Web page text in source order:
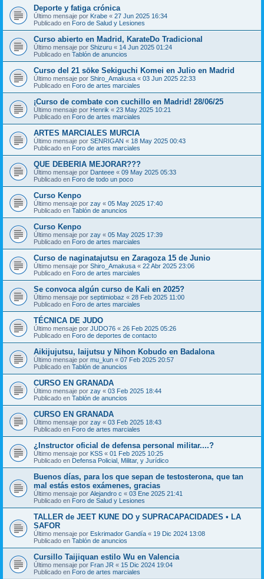
Deporte y fatiga crónica
Último mensaje por Krabe « 27 Jun 2025 16:34
Publicado en Foro de Salud y Lesiones
Curso abierto en Madrid, KarateDo Tradicional
Último mensaje por Shizuru « 14 Jun 2025 01:24
Publicado en Tablón de anuncios
Curso del 21 sōke Sekiguchi Komei en Julio en Madrid
Último mensaje por Shiro_Amakusa « 03 Jun 2025 22:33
Publicado en Foro de artes marciales
¡Curso de combate con cuchillo en Madrid! 28/06/25
Último mensaje por Henrik « 23 May 2025 10:21
Publicado en Foro de artes marciales
ARTES MARCIALES MURCIA
Último mensaje por SENRIGAN « 18 May 2025 00:43
Publicado en Foro de artes marciales
QUE DEBERIA MEJORAR???
Último mensaje por Danteee « 09 May 2025 05:33
Publicado en Foro de todo un poco
Curso Kenpo
Último mensaje por zay « 05 May 2025 17:40
Publicado en Tablón de anuncios
Curso Kenpo
Último mensaje por zay « 05 May 2025 17:39
Publicado en Foro de artes marciales
Curso de naginatajutsu en Zaragoza 15 de Junio
Último mensaje por Shiro_Amakusa « 22 Abr 2025 23:06
Publicado en Foro de artes marciales
Se convoca algún curso de Kali en 2025?
Último mensaje por septimiobaz « 28 Feb 2025 11:00
Publicado en Foro de artes marciales
TÉCNICA DE JUDO
Último mensaje por JUDO76 « 26 Feb 2025 05:26
Publicado en Foro de deportes de contacto
Aikijujutsu, Iaijutsu y Nihon Kobudo en Badalona
Último mensaje por mu_kun « 07 Feb 2025 20:57
Publicado en Tablón de anuncios
CURSO EN GRANADA
Último mensaje por zay « 03 Feb 2025 18:44
Publicado en Tablón de anuncios
CURSO EN GRANADA
Último mensaje por zay « 03 Feb 2025 18:43
Publicado en Foro de artes marciales
¿Instructor oficial de defensa personal militar....?
Último mensaje por KSS « 01 Feb 2025 10:25
Publicado en Defensa Policial, Militar, y Jurídico
Buenos días, para los que sepan de testosterona, que tan
mal estás estos exámenes, gracias
Último mensaje por Alejandro c « 03 Ene 2025 21:41
Publicado en Foro de Salud y Lesiones
TALLER de JEET KUNE DO y SUPRACAPACIDADES • LA
SAFOR
Último mensaje por Eskrimador Gandía « 19 Dic 2024 13:08
Publicado en Tablón de anuncios
Cursillo Taijiquan estilo Wu en Valencia
Último mensaje por Fran JR « 15 Dic 2024 19:04
Publicado en Foro de artes marciales